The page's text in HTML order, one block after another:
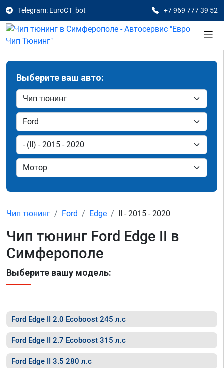
Telegram: EuroCT_bot +7 969 777 39 52
Выберите ваш авто:
Чип тюнинг Ford Edge II - 2015 - 2020
Чип тюнинг Ford Edge II в
Симферополе
Выберите вашу модель:
Ford Edge II 2.0 Ecoboost 245 л.с
Ford Edge II 2.7 Ecoboost 315 л.с
Ford Edge II 3.5 280 л.с